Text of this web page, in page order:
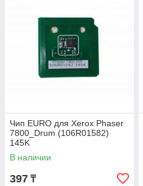
Чип EURO для Xerox Phaser
7800_Drum (106R01582)
145K
В наличии
397 ₸